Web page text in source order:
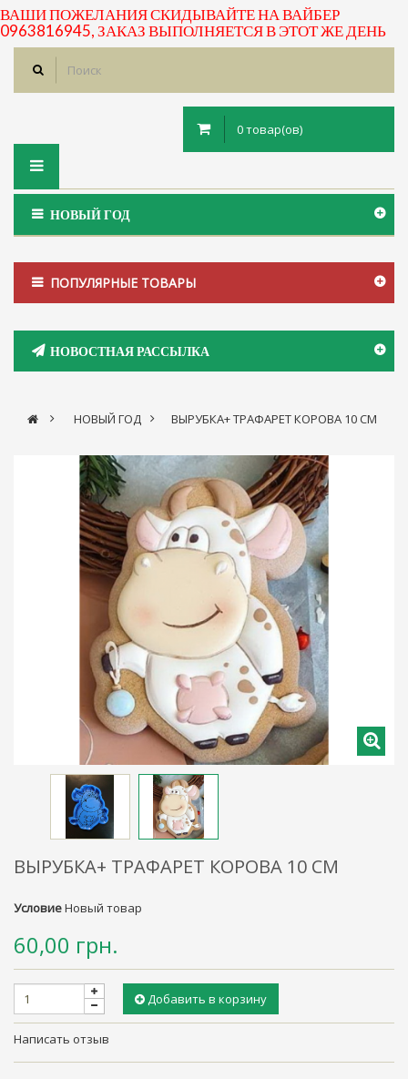
ВАШИ ПОЖЕЛАНИЯ СКИДЫВАЙТЕ НА ВАЙБЕР
0963816945, ЗАКАЗ ВЫПОЛНЯЕТСЯ В ЭТОТ ЖЕ ДЕНЬ
0 товар(ов)
Toggle
НОВЫЙ ГОД
ПОПУЛЯРНЫЕ ТОВАРЫ
НОВОСТНАЯ РАССЫЛКА
> НОВЫЙ ГОД > ВЫРУБКА+ ТРАФАРЕТ КОРОВА 10 СМ
ВЫРУБКА+ ТРАФАРЕТ КОРОВА 10 СМ
УсловиеНовый товар
60,00 грн.
Добавить в корзину
Написать отзыв